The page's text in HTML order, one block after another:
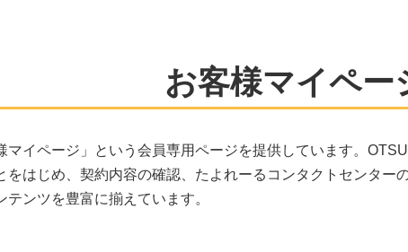
お客様マイペー
マイページ」という会員専用ページを提供しています。
をはじめ、契約内容の確認、たよれーるコンタクトセンター
テンツを豊富に揃えています。